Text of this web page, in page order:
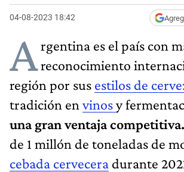
04-08-2023 18:42
Argentina es el país con
reconocimiento
región por sus estilos de
tradición en vinosy
una gran ventaja
de 1 millón de toneladas de
cebada cervecera durante